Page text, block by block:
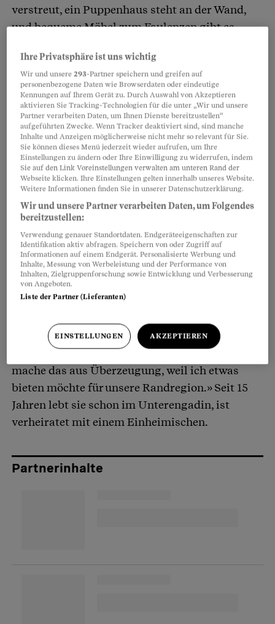
verstreut, ein Puppenhaus steht an der Wand,
und bequeme Möbel zum Faulenzen gibt es
Gut 2000 Einwohner hat Scuol, Hauptort des
Unterengadins. Rund 6000 Menschen wohnen
im Tal, das von Zernez bis Samnaun reicht; 60
Kilometer liegen zwischen den beiden Dörfern.
Eine ländliche Region am Südostrand der
Schweiz, an Österreich und Italien grenzend.
Die 40-jährige Christine Truog, Mutter von Sina,
5, und Reto, 20 Monate, betreut von Dienstag bis
Donnerstag bis zu vier Kinder zusätzlich zu
ihren eigenen. Bis zu zwölf Stunden am Tag,
inklusive Mittagessen, Spielen, Trösten und was
sonst noch alles zu einem Kinderalltag gehört.
Dafür bekommt die gebürtige Baslerin einen
nach Anzahl Fixplätze. «Wegen des Geldes
macht das niemand», sagt sie bestimmt. «Ich
mache das aus Überzeugung, weil ich etwas
bieten möchte für unsere Randregion.» Seit 15
Jahren lebt sie schon im Unterengadin, ist
verheiratet mit einem Einheimischen.
Partnerinhalte
Ihre Privatsphäre ist uns wichtig
Wir und unsere293-Partner speichern und greifen auf
personenbezogene Daten wie Browserdaten oder eindeutige
Kennungen auf Ihrem Gerät zu. Durch Auswahl von Akzeptieren
aktivieren Sie Tracking-Technologien für die unter „Wir und unsere
Partner verarbeiten Daten, um Ihnen Dienste bereitzustellen“
aufgeführten Zwecke. Wenn Tracker deaktiviert sind, sind manche
Inhalte und Anzeigen möglicherweise nicht mehr so relevant für Sie.
Sie können dieses Menü jederzeit wieder aufrufen, um Ihre
Einstellungen zu ändern oder Ihre Einwilligung zu widerrufen, indem
Sie auf den Link Voreinstellungen verwalten am unteren Rand der
Webseite klicken. Ihre Einstellungen gelten innerhalb unseres Website.
Weitere Informationen finden Sie in unserer Datenschutzerklärung.
Wir und unsere Partner verarbeiten Daten, um Folgendes
bereitzustellen:
Verwendung genauer Standortdaten. Endgeräteeigenschaften zur
Identifikation aktiv abfragen. Speichern von oder Zugriff auf
Informationen auf einem Endgerät. Personalisierte Werbung und
Inhalte, Messung von Werbeleistung und der Performance von
Inhalten, Zielgruppenforschung sowie Entwicklung und Verbesserung
von Angeboten.
Liste der Partner (Lieferanten)
EINSTELLUNGEN AKZEPTIEREN